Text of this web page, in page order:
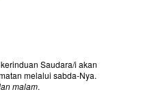
Saudara/i akan
melalui sabda-Nya.
malam.